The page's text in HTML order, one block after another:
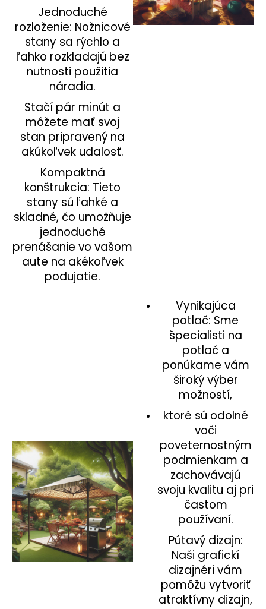
Jednoduché
rozloženie: Nožnicové
stany sa rýchlo a
ľahko rozkladajú bez
nutnosti použitia
náradia.
Stačí pár minút a
môžete mať svoj
stan pripravený na
akúkoľvek udalosť.
Kompaktná
konštrukcia: Tieto
stany sú ľahké a
skladné, čo umožňuje
jednoduché
prenášanie vo vašom
aute na akékoľvek
podujatie.
Vynikajúca
potlač: Sme
špecialisti na
potlač a
ponúkame vám
široký výber
možností,
ktoré sú odolné
voči
poveternostným
podmienkam a
zachovávajú
svoju kvalitu aj pri
častom
používaní.
Pútavý dizajn:
Naši grafickí
dizajnéri vám
pomôžu vytvoriť
atraktívny dizajn,